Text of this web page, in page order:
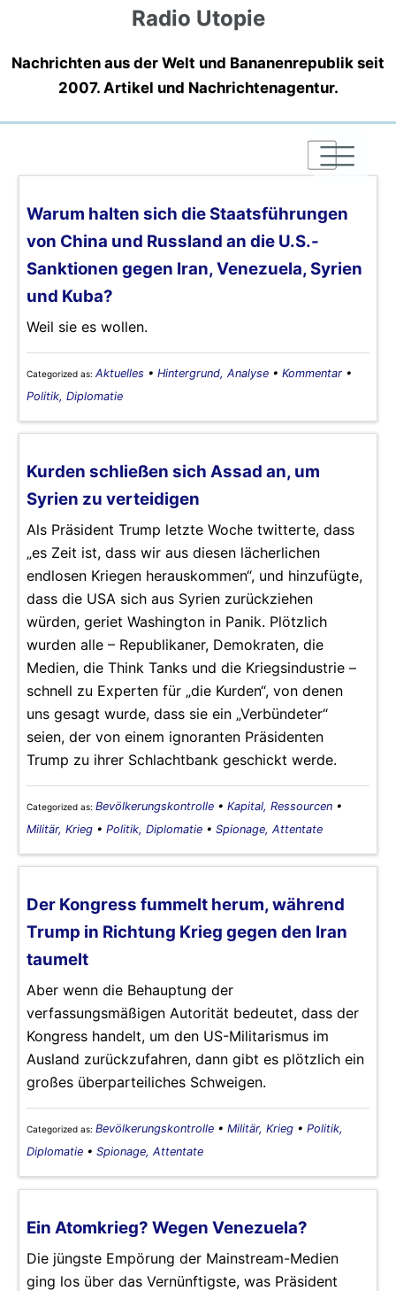
Radio Utopie
Nachrichten aus der Welt und Bananenrepublik seit
2007. Artikel und Nachrichtenagentur.
|
|
|
Warum halten sich die Staatsführungen
von China und Russland an die U.S.-
Sanktionen gegen Iran, Venezuela, Syrien
und Kuba?
Weil sie es wollen.
Categorized as: Aktuelles • Hintergrund, Analyse • Kommentar •
Politik, Diplomatie
Kurden schließen sich Assad an, um
Syrien zu verteidigen
Als Präsident Trump letzte Woche twitterte, dass
„es Zeit ist, dass wir aus diesen lächerlichen
endlosen Kriegen herauskommen“, und hinzufügte,
dass die USA sich aus Syrien zurückziehen
würden, geriet Washington in Panik. Plötzlich
wurden alle – Republikaner, Demokraten, die
Medien, die Think Tanks und die Kriegsindustrie –
schnell zu Experten für „die Kurden“, von denen
uns gesagt wurde, dass sie ein „Verbündeter“
seien, der von einem ignoranten Präsidenten
Trump zu ihrer Schlachtbank geschickt werde.
Categorized as: Bevölkerungskontrolle • Kapital, Ressourcen •
Militär, Krieg • Politik, Diplomatie • Spionage, Attentate
Der Kongress fummelt herum, während
Trump in Richtung Krieg gegen den Iran
taumelt
Aber wenn die Behauptung der
verfassungsmäßigen Autorität bedeutet, dass der
Kongress handelt, um den US-Militarismus im
Ausland zurückzufahren, dann gibt es plötzlich ein
großes überparteiliches Schweigen.
Categorized as: Bevölkerungskontrolle • Militär, Krieg • Politik,
Diplomatie • Spionage, Attentate
Ein Atomkrieg? Wegen Venezuela?
Die jüngste Empörung der Mainstream-Medien
ging los über das Vernünftigste, was Präsident